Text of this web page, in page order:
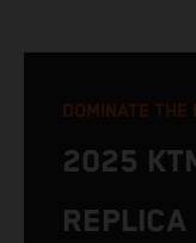
DOMINATE THE
2025
REPLICA